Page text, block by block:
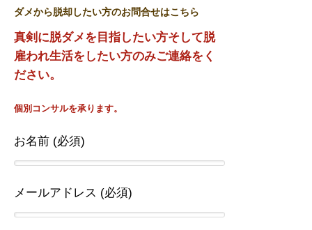
ダメから脱却したい方のお問合せはこちら
真剣に脱ダメを目指したい方そして脱
雇われ生活をしたい方のみご連絡をく
ださい。
個別コンサルを承ります。
お名前 (必須)
メールアドレス (必須)